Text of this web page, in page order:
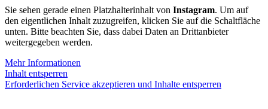
Sie sehen gerade einen Platzhalterinhalt von Instagram. Um auf
den eigentlichen Inhalt zuzugreifen, klicken Sie auf die Schaltfläche
unten. Bitte beachten Sie, dass dabei Daten an Drittanbieter
weitergegeben werden.
Mehr Informationen
Inhalt entsperren
Erforderlichen Service akzeptieren und Inhalte entsperren